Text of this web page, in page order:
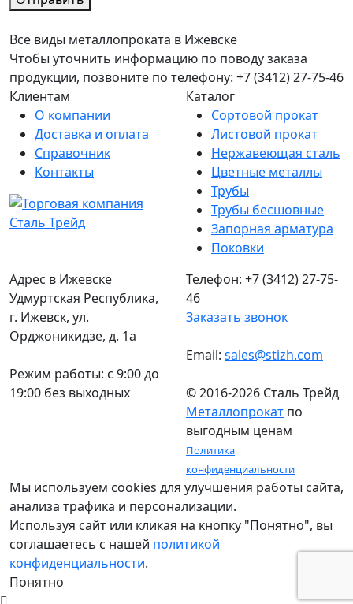
Все виды металлопроката в Ижевске
Чтобы уточнить информацию по поводу заказа
продукции, позвоните по телефону: +7 (3412) 27-75-46
Клиентам
О компании
Доставка и оплата
Справочник
Контакты
Каталог
Сортовой прокат
Листовой прокат
Нержавеющая сталь
Цветные металлы
Трубы
Трубы бесшовные
Запорная арматура
Поковки
Адрес в Ижевске
Удмуртская Республика,
г. Ижевск, ул.
Орджоникидзе, д. 1а
Режим работы: c 9:00 до
19:00 без выходных
Телефон: +7 (3412) 27-75-
46
Заказать звонок
Email: sales@stizh.com
© 2016-2026 Сталь Трейд
Металлопрокат по
выгодным ценам
Политика
конфиденциальности
Мы используем cookies для улучшения работы сайта,
анализа трафика и персонализации.
Используя сайт или кликая на кнопку "Понятно", вы
соглашаетесь с нашей политикой
конфиденциальности.
Понятно